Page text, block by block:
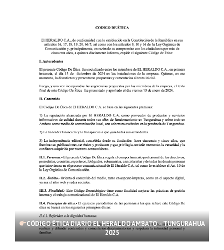
CÓDIGO ÉTICA DIARIO EL HERALDO AMBATO – TUNGURAHUA
2025